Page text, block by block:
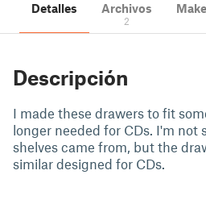
Detalles Archivos
2
Descripción
I made these drawers to fit
longer needed for CDs. I'm not
shelves came from, but the
similar designed for CDs.